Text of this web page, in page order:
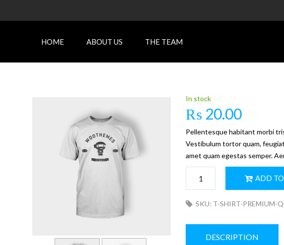
HOME ABOUT US THE TEAM
In stock
₨ 20.00
Pellentesque habitant morbi
Vestibulum tortor quam,
amet quam egestas semper.
Quality
ADD
SKU: T-SHIRT-PREMIUM-
DESCRIPTION